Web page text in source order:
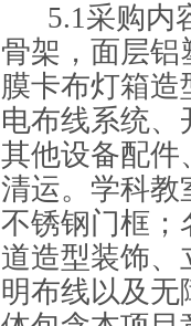
5.1采购内
骨架，面层铝
膜卡布灯箱
电布线系统
其他设备配件
清运。学科教
不锈钢门框；
道造型装饰、
明布线以及无